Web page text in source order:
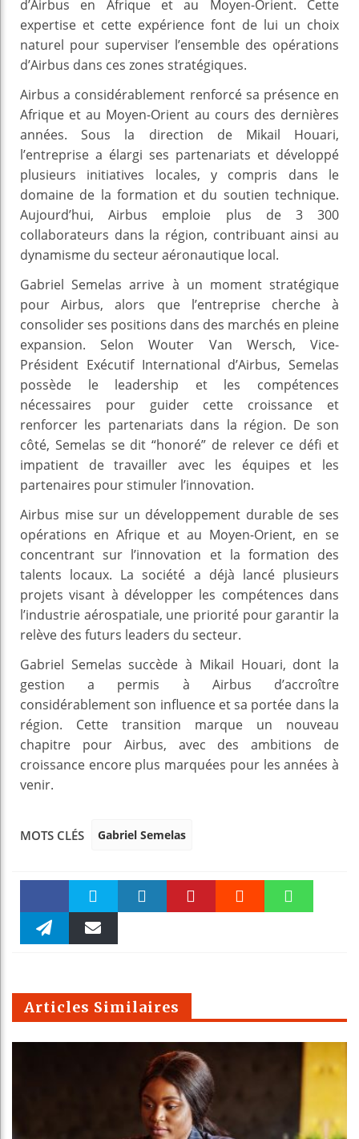
d’Airbus en Afrique et au Moyen-Orient. Cette
expertise et cette expérience font de lui un choix
naturel pour superviser l’ensemble des opérations
d’Airbus dans ces zones stratégiques.
Airbus a considérablement renforcé sa présence en
Afrique et au Moyen-Orient au cours des dernières
années. Sous la direction de Mikail Houari,
l’entreprise a élargi ses partenariats et développé
plusieurs initiatives locales, y compris dans le
domaine de la formation et du soutien technique.
Aujourd’hui, Airbus emploie plus de 3 300
collaborateurs dans la région, contribuant ainsi au
dynamisme du secteur aéronautique local.
Gabriel Semelas arrive à un moment stratégique
pour Airbus, alors que l’entreprise cherche à
consolider ses positions dans des marchés en pleine
expansion. Selon Wouter Van Wersch, Vice-
Président Exécutif International d’Airbus, Semelas
possède le leadership et les compétences
nécessaires pour guider cette croissance et
renforcer les partenariats dans la région. De son
côté, Semelas se dit “honoré” de relever ce défi et
impatient de travailler avec les équipes et les
partenaires pour stimuler l’innovation.
Airbus mise sur un développement durable de ses
opérations en Afrique et au Moyen-Orient, en se
concentrant sur l’innovation et la formation des
talents locaux. La société a déjà lancé plusieurs
projets visant à développer les compétences dans
l’industrie aérospatiale, une priorité pour garantir la
relève des futurs leaders du secteur.
Gabriel Semelas succède à Mikail Houari, dont la
gestion a permis à Airbus d’accroître
considérablement son influence et sa portée dans la
région. Cette transition marque un nouveau
chapitre pour Airbus, avec des ambitions de
croissance encore plus marquées pour les années à
venir.
MOTS CLÉS Gabriel Semelas
Faceboo Twitter
m
Articles Similaires